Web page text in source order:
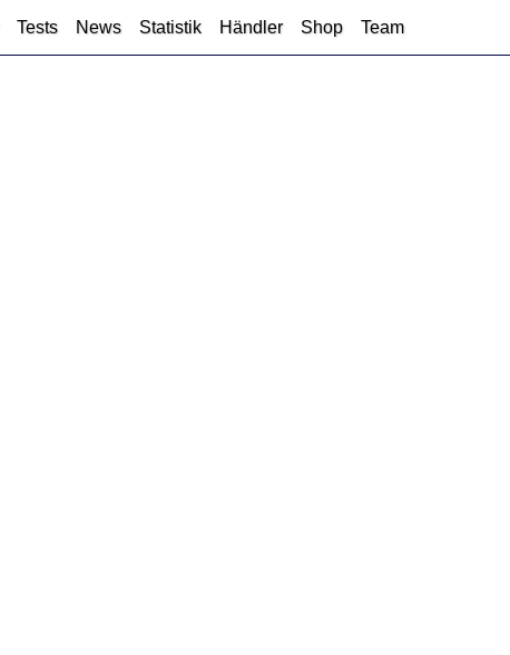
Tests News Statistik Händler Shop Team